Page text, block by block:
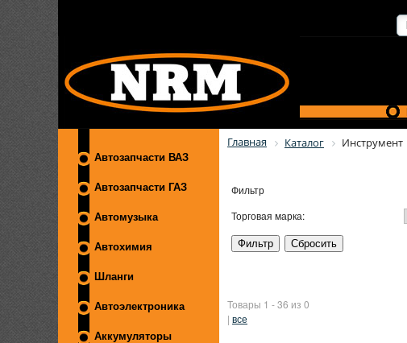
Автозапчасти ВАЗ
Автозапчасти ГАЗ
Автомузыка
Автохимия
Шланги
Автоэлектроника
Аккумуляторы
Главная Каталог Инструмент
Фильтр
Торговая марка:
Товары 1 - 36 из 0
| все